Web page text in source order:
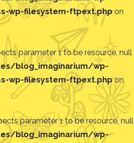
wp-filesystem-ftpext.phpon
parameter 1 to be resource, null
blog_imaginarium/wp-
wp-filesystem-ftpext.phpon
parameter 1 to be resource, null
blog_imaginarium/wp-